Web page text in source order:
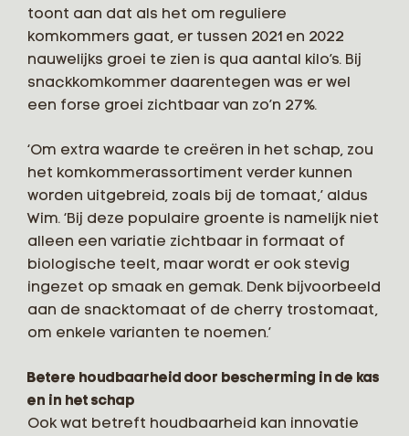
toont aan dat als het om reguliere
komkommers gaat, er tussen 2021 en 2022
nauwelijks groei te zien is qua aantal kilo’s. Bij
snackkomkommer daarentegen was er wel
een forse groei zichtbaar van zo’n 27%.
‘Om extra waarde te creëren in het schap, zou
het komkommerassortiment verder kunnen
worden uitgebreid, zoals bij de tomaat,’ aldus
Wim. ‘Bij deze populaire groente is namelijk niet
alleen een variatie zichtbaar in formaat of
biologische teelt, maar wordt er ook stevig
ingezet op smaak en gemak. Denk bijvoorbeeld
aan de snacktomaat of de cherry trostomaat,
om enkele varianten te noemen.’
Betere houdbaarheid door bescherming in de kas
en in het schap
Ook wat betreft houdbaarheid kan innovatie